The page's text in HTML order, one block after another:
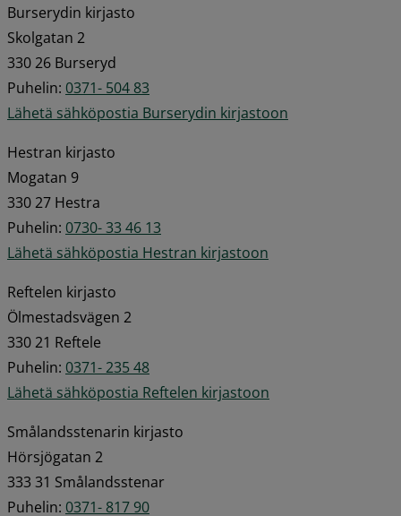
Burserydin kirjasto
Skolgatan 2
330 26 Burseryd
Puhelin: 0371- 504 83
Lähetä sähköpostia Burserydin kirjastoon
Hestran kirjasto
Mogatan 9
330 27 Hestra
Puhelin: 0730- 33 46 13
Lähetä sähköpostia Hestran kirjastoon
Reftelen kirjasto
Ölmestadsvägen 2
330 21 Reftele
Puhelin: 0371- 235 48
Lähetä sähköpostia Reftelen kirjastoon
Smålandsstenarin kirjasto
Hörsjögatan 2
333 31 Smålandsstenar
Puhelin: 0371- 817 90